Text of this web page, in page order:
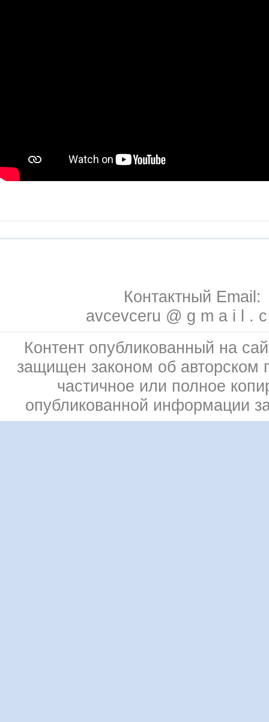
Контактный Email:
avcevceru @ g m a i l .
Контент опубликованный на
защищен законом об авторском
частичное или полное
опубликованной информации